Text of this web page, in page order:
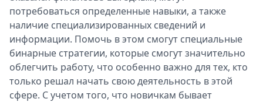
потребоваться определенные навыки, а также
наличие специализированных сведений и
информации. Помочь в этом смогут специальные
бинарные стратегии, которые смогут значительно
облегчить работу, что особенно важно для тех, кто
только решал начать свою деятельность в этой
сфере. С учетом того, что новичкам бывает